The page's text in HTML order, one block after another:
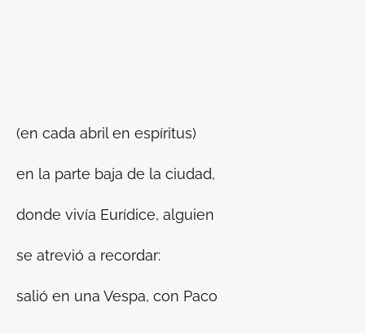
(en cada abril en espíritus)
en la parte baja de la ciudad,
donde vivía Eurídice, alguien
se atrevió a recordar:
salió en una Vespa, con Paco